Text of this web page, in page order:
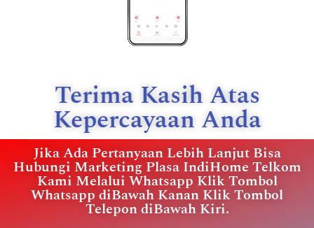
Terima Kasih Atas
Kepercayaan Anda
Jika Ada Pertanyaan Lebih Lanjut Bisa
Hubungi Marketing Plasa IndiHome Telkom
Kami Melalui Whatsapp Klik Tombol
Whatsapp diBawah Kanan Klik Tombol
Telepon diBawah Kiri.